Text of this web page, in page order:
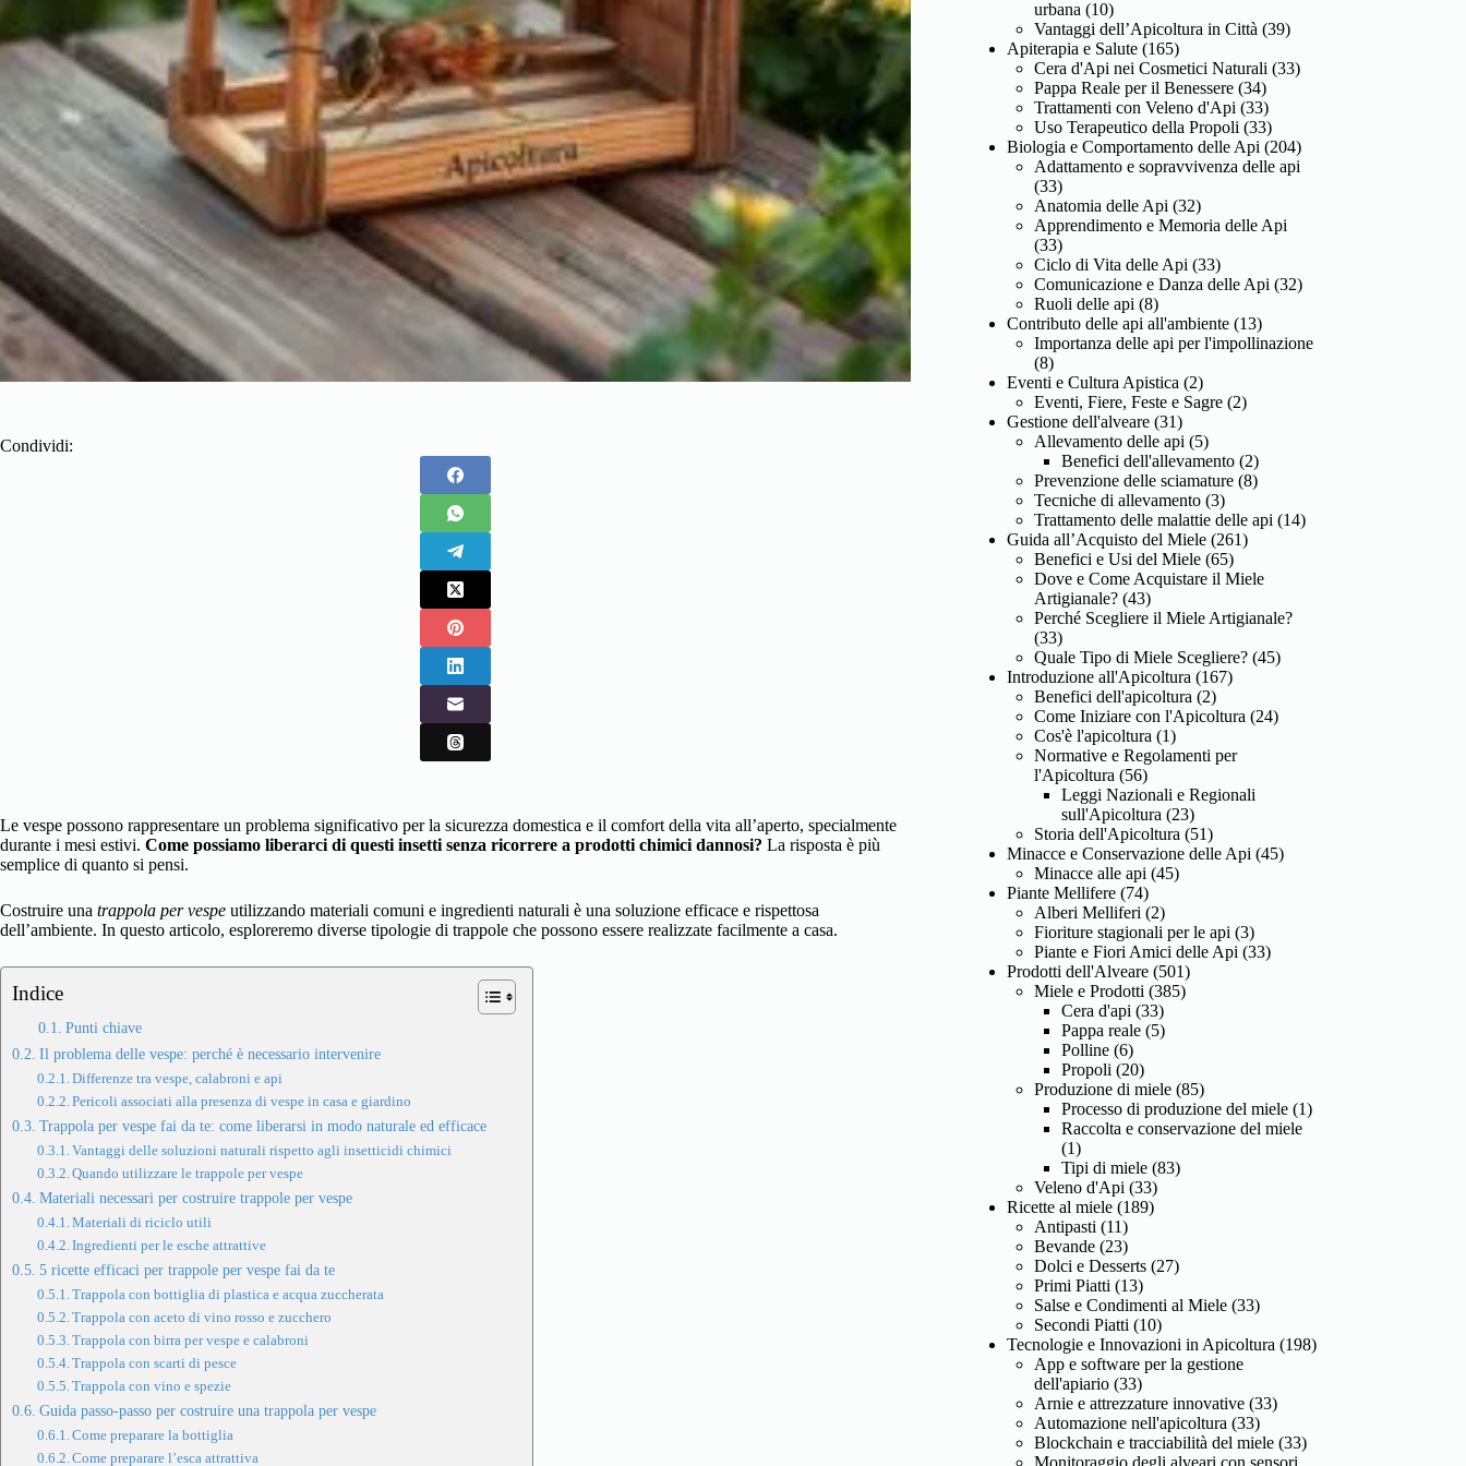
Condividi:
Le vespe possono rappresentare un problema significativo per la sicurezza domestica e il comfort della vita all’aperto, specialmente
durante i mesi estivi. Come possiamo liberarci di questi insetti senza ricorrere a prodotti chimici dannosi? La risposta è più
semplice di quanto si pensi.
Costruire una trappola per vespe utilizzando materiali comuni e ingredienti naturali è una soluzione efficace e rispettosa
dell’ambiente. In questo articolo, esploreremo diverse tipologie di trappole che possono essere realizzate facilmente a casa.
Indice
Punti chiave
Il problema delle vespe: perché è necessario intervenire
Differenze tra vespe, calabroni e api
Pericoli associati alla presenza di vespe in casa e giardino
Trappola per vespe fai da te: come liberarsi in modo naturale ed efficace
Vantaggi delle soluzioni naturali rispetto agli insetticidi chimici
Quando utilizzare le trappole per vespe
Materiali necessari per costruire trappole per vespe
Materiali di riciclo utili
Ingredienti per le esche attrattive
5 ricette efficaci per trappole per vespe fai da te
Trappola con bottiglia di plastica e acqua zuccherata
Trappola con aceto di vino rosso e zucchero
Trappola con birra per vespe e calabroni
Trappola con scarti di pesce
Trappola con vino e spezie
Guida passo-passo per costruire una trappola per vespe
Come preparare la bottiglia
Come preparare l’esca attrattiva
urbana (10)
Vantaggi dell’Apicoltura in Città (39)
Apiterapia e Salute (165)
Cera d'Api nei Cosmetici Naturali (33)
Pappa Reale per il Benessere (34)
Trattamenti con Veleno d'Api (33)
Uso Terapeutico della Propoli (33)
Biologia e Comportamento delle Api (204)
Adattamento e sopravvivenza delle api
(33)
Anatomia delle Api (32)
Apprendimento e Memoria delle Api
(33)
Ciclo di Vita delle Api (33)
Comunicazione e Danza delle Api (32)
Ruoli delle api (8)
Contributo delle api all'ambiente (13)
Importanza delle api per l'impollinazione
(8)
Eventi e Cultura Apistica (2)
Eventi, Fiere, Feste e Sagre (2)
Gestione dell'alveare (31)
Allevamento delle api (5)
Benefici dell'allevamento (2)
Prevenzione delle sciamature (8)
Tecniche di allevamento (3)
Trattamento delle malattie delle api (14)
Guida all’Acquisto del Miele (261)
Benefici e Usi del Miele (65)
Dove e Come Acquistare il Miele
Artigianale? (43)
Perché Scegliere il Miele Artigianale?
(33)
Quale Tipo di Miele Scegliere? (45)
Introduzione all'Apicoltura (167)
Benefici dell'apicoltura (2)
Come Iniziare con l'Apicoltura (24)
Cos'è l'apicoltura (1)
Normative e Regolamenti per
l'Apicoltura (56)
Leggi Nazionali e Regionali
sull'Apicoltura (23)
Storia dell'Apicoltura (51)
Minacce e Conservazione delle Api (45)
Minacce alle api (45)
Piante Mellifere (74)
Alberi Melliferi (2)
Fioriture stagionali per le api (3)
Piante e Fiori Amici delle Api (33)
Prodotti dell'Alveare (501)
Miele e Prodotti (385)
Cera d'api (33)
Pappa reale (5)
Polline (6)
Propoli (20)
Produzione di miele (85)
Processo di produzione del miele (1)
Raccolta e conservazione del miele
(1)
Tipi di miele (83)
Veleno d'Api (33)
Ricette al miele (189)
Antipasti (11)
Bevande (23)
Dolci e Desserts (27)
Primi Piatti (13)
Salse e Condimenti al Miele (33)
Secondi Piatti (10)
Tecnologie e Innovazioni in Apicoltura (198)
App e software per la gestione
dell'apiario (33)
Arnie e attrezzature innovative (33)
Automazione nell'apicoltura (33)
Blockchain e tracciabilità del miele (33)
Monitoraggio degli alveari con sensori